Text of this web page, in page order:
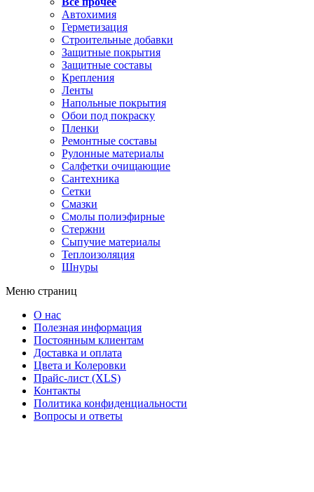
Автохимия
Герметизация
Строительные добавки
Защитные покрытия
Защитные составы
Крепления
Ленты
Напольные покрытия
Обои под покраску
Пленки
Ремонтные составы
Рулонные материалы
Салфетки очищающие
Сантехника
Сетки
Смазки
Смолы полиэфирные
Стержни
Сыпучие материалы
Теплоизоляция
Шнуры
Меню страниц
О нас
Полезная информация
Постоянным клиентам
Доставка и оплата
Цвета и Колеровки
Прайс-лист (XLS)
Контакты
Политика конфиденциальности
Вопросы и ответы